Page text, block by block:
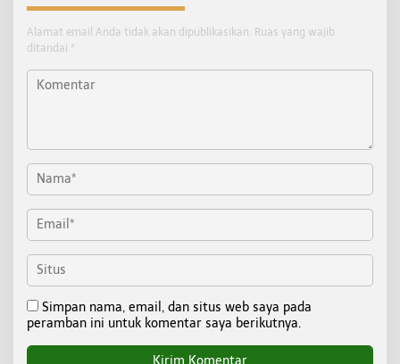
Alamat email Anda tidak akan dipublikasikan. Ruas yang wajib
ditandai *
Simpan nama, email, dan situs web saya pada
peramban ini untuk komentar saya berikutnya.